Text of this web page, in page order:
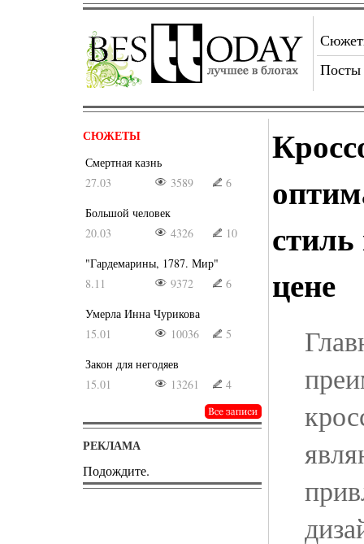
Посты
СЮЖЕТЫ
Смертная казнь
27.03
3589
6
Большой человек
20.03
4326
10
"Гардемарины, 1787. Мир"
8.11
9372
6
Умерла Инна Чурикова
15.01
10036
5
Закон для негодяев
15.01
13261 4
РЕКЛАМА
Подождите.
цене